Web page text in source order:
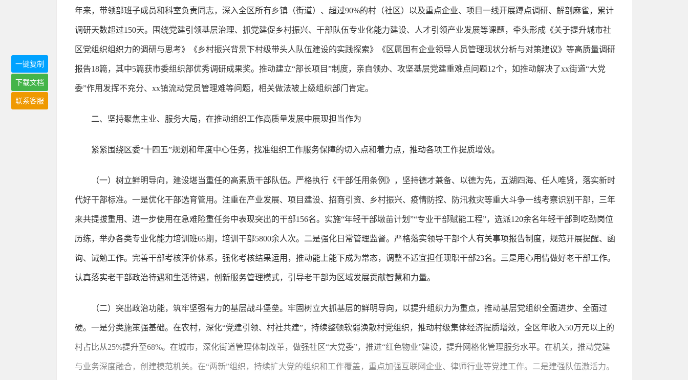
年来，带领部班子成员和科室负责同志，深入全区所有乡镇（街道）、超过90%的村（社区）以及重点企业、项目一线开展蹲点调研、解剖麻雀，累计
调研天数超过150天。围绕党建引领基层治理、抓党建促乡村振兴、干部队伍专业化能力建设、人才引领产业发展等课题，牵头形成《关于提升城市社
区党组织组织力的调研与思考》《乡村振兴背景下村级带头人队伍建设的实践探索》《区属国有企业领导人员管理现状分析与对策建议》等高质量调研
报告18篇，其中5篇获市委组织部优秀调研成果奖。推动建立“部长项目”制度，亲自领办、攻坚基层党建重难点问题12个，如推动解决了xx街道“大党
委”作用发挥不充分、xx镇流动党员管理难等问题，相关做法被上级组织部门肯定。
二、坚持聚焦主业、服务大局，在推动组织工作高质量发展中展现担当作为
紧紧围绕区委“十四五”规划和年度中心任务，找准组织工作服务保障的切入点和着力点，推动各项工作提质增效。
（一）树立鲜明导向，建设堪当重任的高素质干部队伍。严格执行《干部任用条例》，坚持德才兼备、以德为先，五湖四海、任人唯贤，落实新时
代好干部标准。一是优化干部选育管用。注重在产业发展、项目建设、招商引资、乡村振兴、疫情防控、防汛救灾等重大斗争一线考察识别干部，三年
来共提拔重用、进一步使用在急难险重任务中表现突出的干部156名。实施“年轻干部墩苗计划”“专业干部赋能工程”，选派120余名年轻干部到吃劲岗位
历练，举办各类专业化能力培训班65期，培训干部5800余人次。二是强化日常管理监督。严格落实领导干部个人有关事项报告制度，规范开展提醒、函
询、诫勉工作。完善干部考核评价体系，强化考核结果运用，推动能上能下成为常态，调整不适宜担任现职干部23名。三是用心用情做好老干部工作。
认真落实老干部政治待遇和生活待遇，创新服务管理模式，引导老干部为区域发展贡献智慧和力量。
（二）突出政治功能，筑牢坚强有力的基层战斗堡垒。牢固树立大抓基层的鲜明导向，以提升组织力为重点，推动基层党组织全面进步、全面过
硬。一是分类施策强基础。在农村，深化“党建引领、村社共建”，持续整顿软弱涣散村党组织，推动村级集体经济提质增效，全区年收入50万元以上的
村占比从25%提升至68%。在城市，深化街道管理体制改革，做强社区“大党委”，推进“红色物业”建设，提升网格化管理服务水平。在机关，推动党建
与业务深度融合，创建模范机关。在“两新”组织，持续扩大党的组织和工作覆盖，重点加强互联网企业、律师行业等党建工作。二是建强队伍激活力。
一键复制
下载文档
联系客服